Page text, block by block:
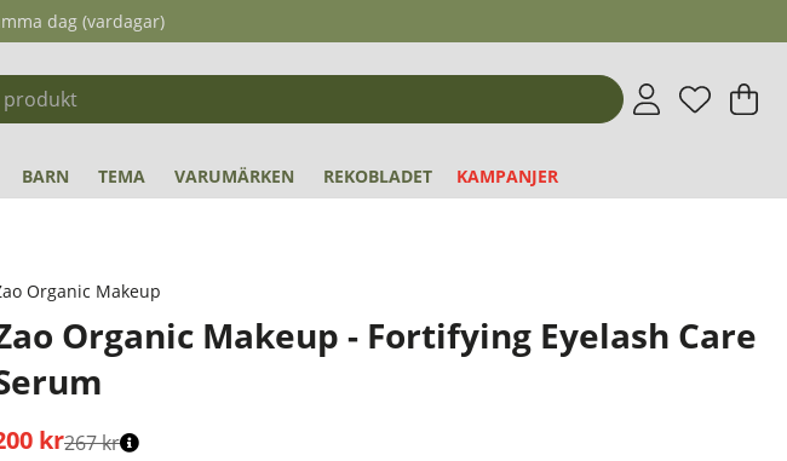
dag (vardagar)
Antal i
. .
BARN TEMA VARUMÄRKEN REKOBLADET KAMPANJER
Organic Makeup
Organic Makeup - Fortifying Eyelash Care
kr267 kr